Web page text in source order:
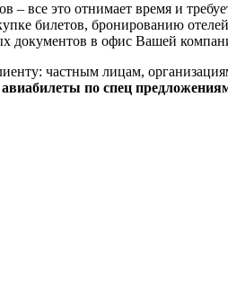
– все это отнимает время и
билетов, бронированию
документов в офис Вашей
частным лицам,
по спец